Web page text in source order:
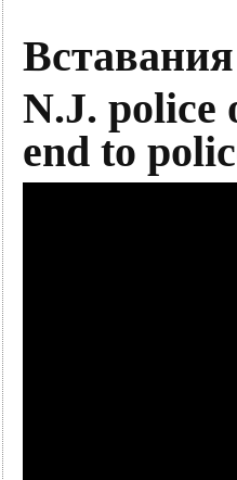
N.J. police
end to